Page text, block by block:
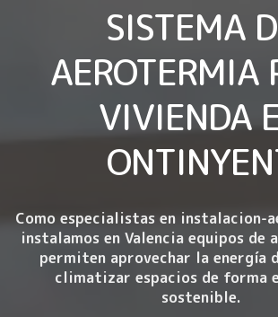
SISTEMA
AEROTERMIA
VIVIENDA
Como especialistas en instalacion-
instalamos en Valencia equipos de
permiten aprovechar la energía
climatizar espacios de forma
sostenible.